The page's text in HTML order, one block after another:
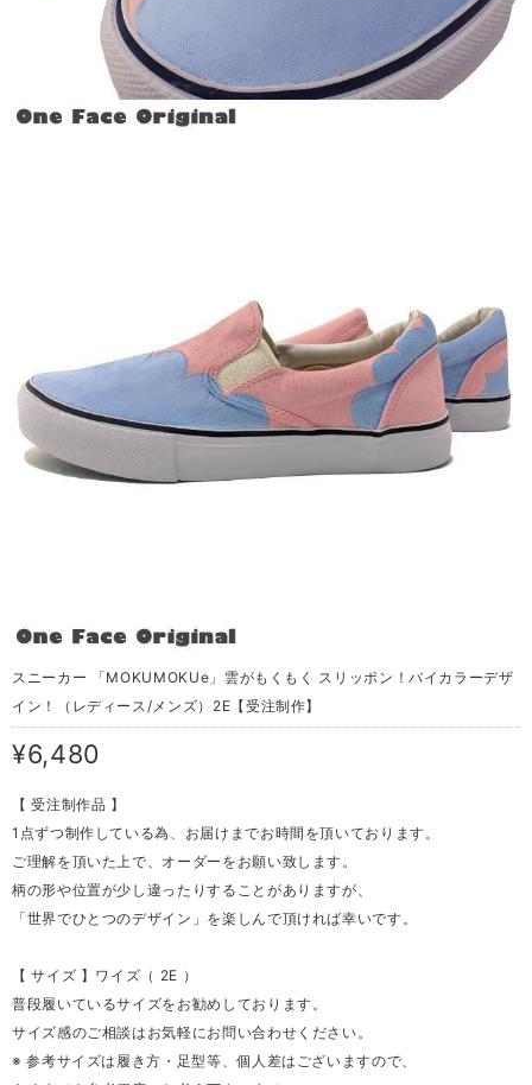
スニーカー 「MOKUMOKUe」雲がもくもく スリッポン！バイカラーデザ
イン！（レディース/メンズ）2E【受注制作】
¥6,480
【 受注制作品 】
1点ずつ制作している為、お届けまでお時間を頂いております。
ご理解を頂いた上で、オーダーをお願い致します。
柄の形や位置が少し違ったりすることがありますが、
「世界でひとつのデザイン」を楽しんで頂ければ幸いです。
【 サイズ 】ワイズ（ 2E ）
普段履いているサイズをお勧めしております。
サイズ感のご相談はお気軽にお問い合わせください。
※ 参考サイズは履き方・足型等、個人差はございますので、